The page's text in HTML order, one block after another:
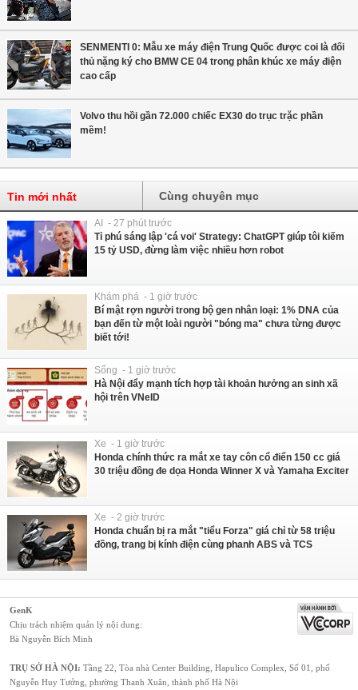
SENMENTI 0: Mẫu xe máy điện Trung Quốc được coi là đối
thủ nặng ký cho BMW CE 04 trong phân khúc xe máy điện
cao cấp
Volvo thu hồi gần 72.000 chiếc EX30 do trục trặc phần
mềm!
Tin mới nhất Cùng chuyên mục
AI - 27 phút trước
Tỉ phú sáng lập 'cá voi' Strategy: ChatGPT giúp tôi kiếm
15 tỷ USD, đừng làm việc nhiều hơn robot
Khám phá - 1 giờ trước
Bí mật rợn người trong bộ gen nhân loại: 1% DNA của
bạn đến từ một loài người "bóng ma" chưa từng được
biết tới!
Sống - 1 giờ trước
Hà Nội đẩy mạnh tích hợp tài khoản hưởng an sinh xã
hội trên VNeID
Xe - 1 giờ trước
Honda chính thức ra mắt xe tay côn cổ điển 150 cc giá
30 triệu đồng đe dọa Honda Winner X và Yamaha Exciter
Xe - 2 giờ trước
Honda chuẩn bị ra mắt "tiểu Forza" giá chỉ từ 58 triệu
đồng, trang bị kính điện cùng phanh ABS và TCS
GenK
Chịu trách nhiệm quản lý nội dung:
Bà Nguyễn Bích Minh
TRỤ SỞ HÀ NỘI: Tầng 22, Tòa nhà Center Building, Hapulico Complex, Số 01, phố
Nguyễn Huy Tưởng, phường Thanh Xuân, thành phố Hà Nội